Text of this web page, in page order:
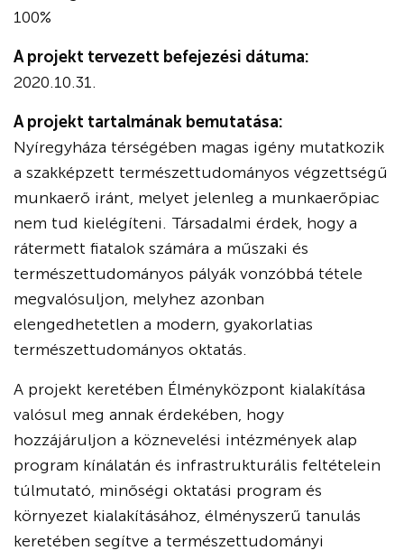
100%
A projekt tervezett befejezési dátuma:
2020.10.31.
A projekt tartalmának bemutatása:
Nyíregyháza térségében magas igény mutatkozik
a szakképzett természettudományos végzettségű
munkaerő iránt, melyet jelenleg a munkaerőpiac
nem tud kielégíteni. Társadalmi érdek, hogy a
rátermett fiatalok számára a műszaki és
természettudományos pályák vonzóbbá tétele
megvalósuljon, melyhez azonban
elengedhetetlen a modern, gyakorlatias
természettudományos oktatás.
A projekt keretében Élményközpont kialakítása
valósul meg annak érdekében, hogy
hozzájáruljon a köznevelési intézmények alap
program kínálatán és infrastrukturális feltételein
túlmutató, minőségi oktatási program és
környezet kialakításához, élményszerű tanulás
keretében segítve a természettudományi